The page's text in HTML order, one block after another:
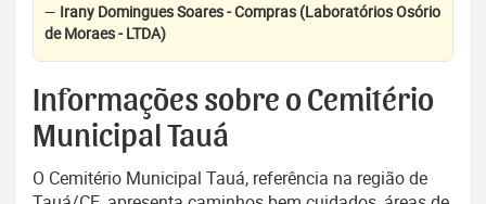
— Irany Domingues Soares - Compras (Laboratórios Osório
de Moraes - LTDA)
Informações sobre o Cemitério
Municipal Tauá
O Cemitério Municipal Tauá, referência na região de